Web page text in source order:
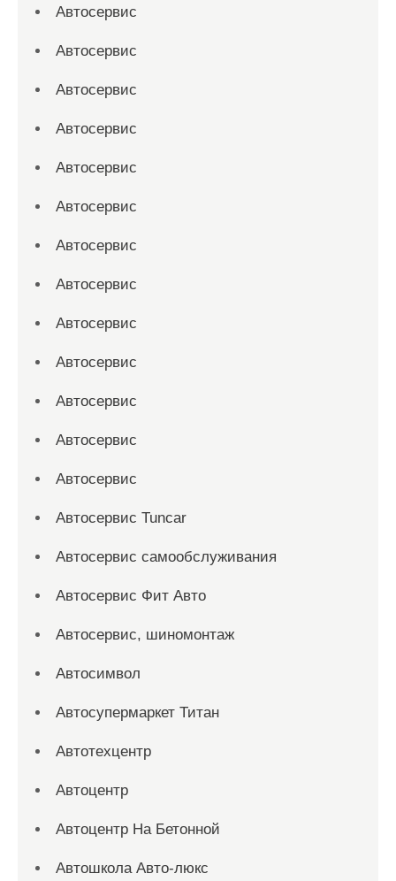
Автосервис
Автосервис
Автосервис
Автосервис
Автосервис
Автосервис
Автосервис
Автосервис
Автосервис
Автосервис
Автосервис
Автосервис
Автосервис
Автосервис Tuncar
Автосервис самообслуживания
Автосервис Фит Авто
Автосервис, шиномонтаж
Автосимвол
Автосупермаркет Титан
Автотехцентр
Автоцентр
Автоцентр На Бетонной
Автошкола Авто-люкс